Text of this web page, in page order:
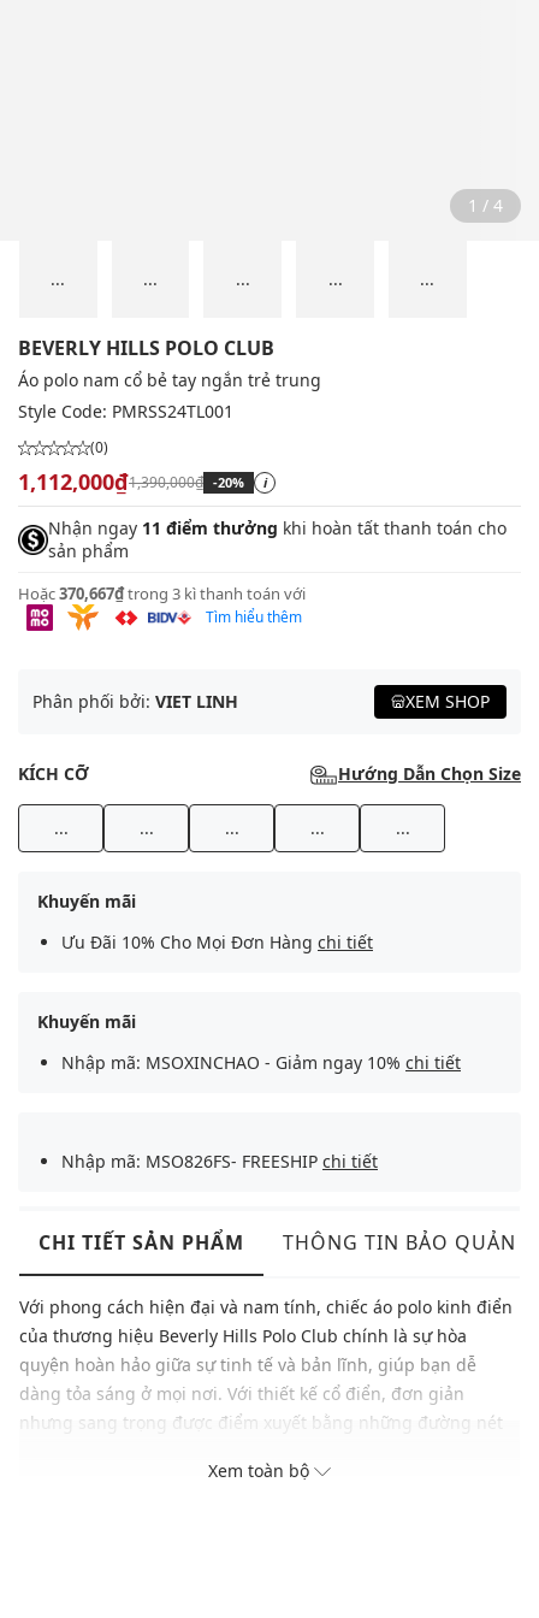
2 / 4
... ... ... ... ...
BEVERLY HILLS POLO CLUB
Áo polo nam cổ bẻ tay ngắn trẻ trung
Style Code: PMRSS24TL001
(0)
1,112,000₫1,390,000₫ -20% i
Nhận ngay 11 điểm thưởng khi hoàn tất thanh toán cho
sản phẩm
Hoặc370,667₫trong 3 kì thanh toán với
Tìm hiểu thêm
Phân phối bởi: VIET LINH XEM SHOP
KÍCH CỠ Hướng Dẫn Chọn Size
... ... ... ... ...
Khuyến mãi
Ưu Đãi 10% Cho Mọi Đơn Hàng chi tiết
Khuyến mãi
Nhập mã: MSOXINCHAO - Giảm ngay 10% chi tiết
Nhập mã: MSO826FS- FREESHIP chi tiết
CHI TIẾT SẢN PHẨM THÔNG TIN BẢO QUẢN
Với phong cách hiện đại và nam tính, chiếc áo polo kinh điển
của thương hiệu Beverly Hills Polo Club chính là sự hòa
quyện hoàn hảo giữa sự tinh tế và bản lĩnh, giúp bạn dễ
dàng tỏa sáng ở mọi nơi. Với thiết kế cổ điển, đơn giản
nhưng sang trọng được điểm xuyết bằng những đường nét
tôn lên phom dáng hoàn hảo của các quý ông.
Xem toàn bộ